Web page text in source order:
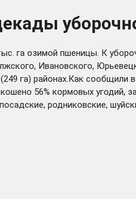
га озимой пшеницы. К
Ивановского,
га) районах.Как сообщили
56% кормовых угодий,
родниковские,